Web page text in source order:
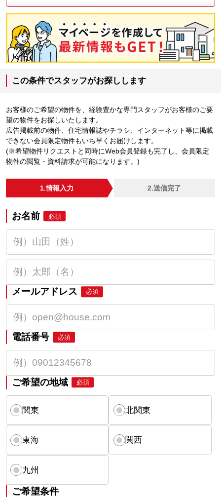
この条件でスタッフがお探しします
お客様のご希望の物件を、経験豊かな専門スタッフがお客様のご要
望の物件をお探しいたします。
広告掲載前の物件、住宅情報誌やチラシ、インターネット等に掲載
できない会員限定物件もいち早くお届けします。
(※希望物件リクエストと同時にWeb会員登録も完了し、会員限定
物件の閲覧・資料請求が可能になります。)
1.情報入力 2.送信完了
お名前 必須
メールアドレス 必須
電話番号 必須
ご希望の地域 必須
関東 北関東
東海 関西
九州
ご希望条件